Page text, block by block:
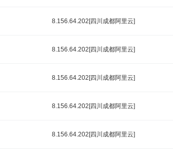
8.156.64.202[四川成都阿里云]
8.156.64.202[四川成都阿里云]
8.156.64.202[四川成都阿里云]
8.156.64.202[四川成都阿里云]
8.156.64.202[四川成都阿里云]